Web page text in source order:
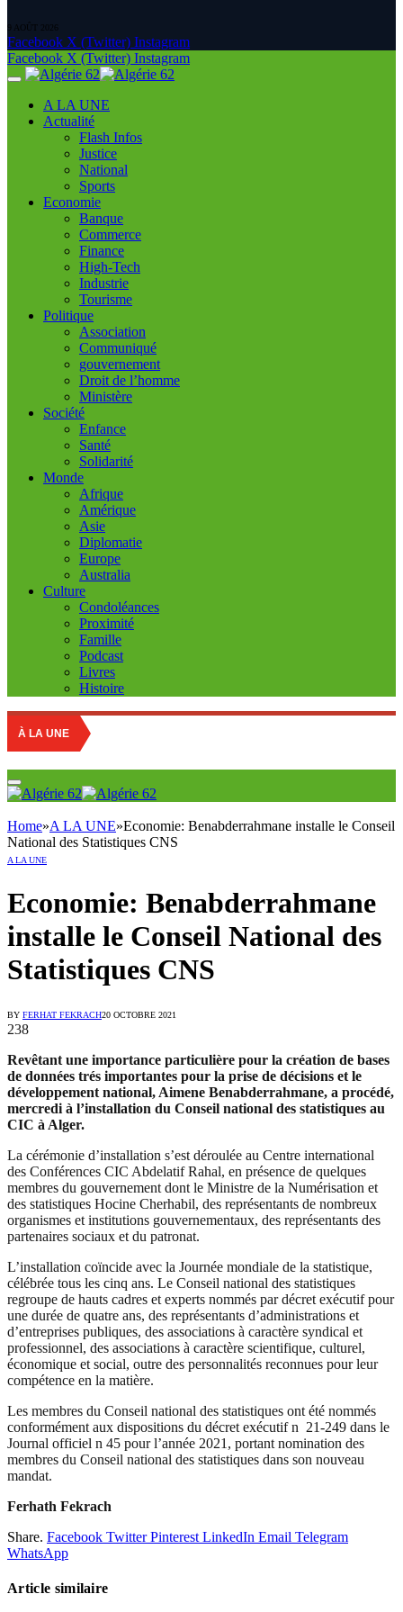
9 AOÛT 2026
Facebook X (Twitter) Instagram
Facebook X (Twitter) Instagram
A LA UNE
Actualité
Flash Infos
Justice
National
Sports
Economie
Banque
Commerce
Finance
High-Tech
Industrie
Tourisme
Politique
Association
Communiqué
gouvernement
Droit de l’homme
Ministère
Société
Enfance
Santé
Solidarité
Monde
Afrique
Amérique
Asie
Diplomatie
Europe
Australia
Culture
Condoléances
Proximité
Famille
Podcast
Livres
Histoire
À LA UNE
Home»A LA UNE»Economie: Benabderrahmane installe le Conseil
National des Statistiques CNS
A LA UNE
Economie: Benabderrahmane
installe le Conseil National des
Statistiques CNS
BY FERHAT FEKRACH20 OCTOBRE 2021
238
Revêtant une importance particulière pour la création de bases
de données trés importantes pour la prise de décisions et le
développement national, Aimene Benabderrahmane, a procédé,
mercredi à l’installation du Conseil national des statistiques au
CIC à Alger.
La cérémonie d’installation s’est déroulée au Centre international
des Conférences CIC Abdelatif Rahal, en présence de quelques
membres du gouvernement dont le Ministre de la Numérisation et
des statistiques Hocine Cherhabil, des représentants de nombreux
organismes et institutions gouvernementaux, des représentants des
partenaires sociaux et du patronat.
L’installation coïncide avec la Journée mondiale de la statistique,
célébrée tous les cinq ans. Le Conseil national des statistiques
regroupe de hauts cadres et experts nommés par décret exécutif pour
une durée de quatre ans, des représentants d’administrations et
d’entreprises publiques, des associations à caractère syndical et
professionnel, des associations à caractère scientifique, culturel,
économique et social, outre des personnalités reconnues pour leur
compétence en la matière.
Les membres du Conseil national des statistiques ont été nommés
conformément aux dispositions du décret exécutif n 21-249 dans le
Journal officiel n 45 pour l’année 2021, portant nomination des
membres du Conseil national des statistiques dans son nouveau
mandat.
Ferhath Fekrach
Share. Facebook Twitter Pinterest LinkedIn Email Telegram
WhatsApp
Article similaire